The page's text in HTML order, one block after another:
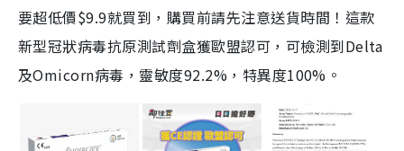
要超低價$9.9就買到，購買前請先注意送貨時間！這款
新型冠狀病毒抗原測試劑盒獲歐盟認可，可檢測到Delta
及Omicorn病毒，靈敏度92.2%，特異度100%。